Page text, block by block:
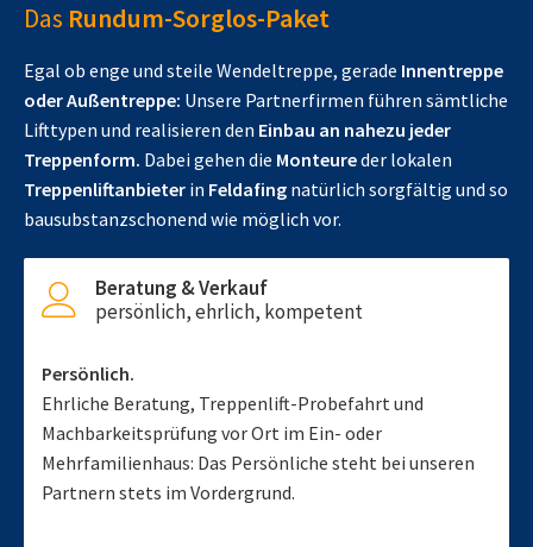
Das Rundum-Sorglos-Paket
Egal ob enge und steile Wendeltreppe, gerade Innentreppe
oder Außentreppe: Unsere Partnerfirmen führen sämtliche
Lifttypen und realisieren den Einbau an nahezu jeder
Treppenform. Dabei gehen die Monteureder lokalen
Treppenliftanbieter in Feldafing natürlich sorgfältig und so
bausubstanzschonend wie möglich vor.
Beratung & Verkauf
persönlich, ehrlich, kompetent
Persönlich.
Ehrliche Beratung, Treppenlift-Probefahrt und
Machbarkeitsprüfung vor Ort im Ein- oder
Mehrfamilienhaus: Das Persönliche steht bei unseren
Partnern stets im Vordergrund.